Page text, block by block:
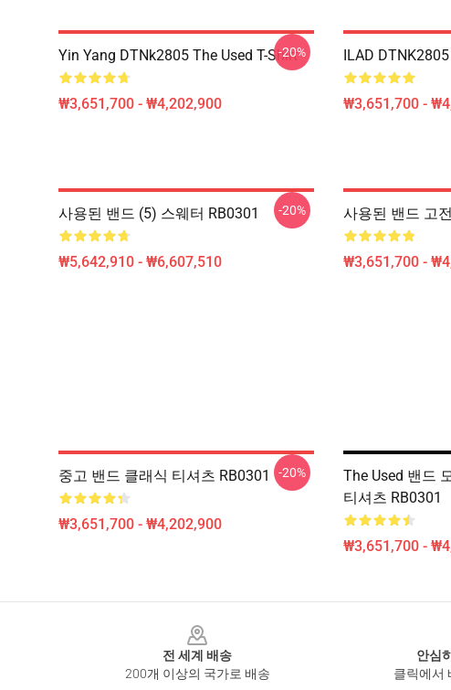
Yin Yang DTNk2805 The Used T-Shirt
₩3,651,700 - ₩4,202,900
-20% ILAD
₩3,651,700 -
사용된 밴드 (5) 스웨터 RB0301
₩5,642,910 - ₩6,607,510
-20% 사용된 밴드 고
₩3,651,700 -
중고 밴드 클래식 티셔츠 RB0301
₩3,651,700 - ₩4,202,900
-20%
The Used 밴드
티셔츠 RB0301
₩3,651,700 -
전 세계 배송
200개 이상의 국가로 배송
안심
클릭에서